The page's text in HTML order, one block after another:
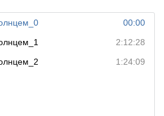
00:00
2:12:28
1:24:09